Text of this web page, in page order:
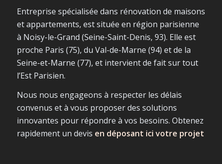
Entreprise spécialisée dans rénovation de maisons
et appartements, est située en région parisienne
à Noisy-le-Grand (Seine-Saint-Denis, 93). Elle est
proche Paris (75), du Val-de-Marne (94) et de la
Seine-et-Marne (77), et intervient de fait sur tout
l’Est Parisien.
Nous nous engageons à respecter les délais
convenus et à vous proposer des solutions
innovantes pour répondre à vos besoins. Obtenez
rapidement un devis en déposant ici votre projet